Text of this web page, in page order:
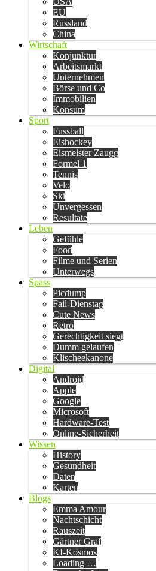
EU
Russland
China
Wirtschaft
Konjunktur
Arbeitsmarkt
Unternehmen
Börse und Co
Immobilien
Konsum
Sport
Fussball
Eishockey
Eismeister Zaugg
Formel 1
Tennis
Velo
Ski
Unvergessen
Resultate
Leben
Gefühle
Food
Filme und Serien
Unterwegs
Spass
Picdump
Fail-Dienstag
Cute News
Retro
Gerechtigkeit siegt
Dumm gelaufen
Klischeekanone
Digital
Android
Apple
Google
Microsoft
Hardware-Test
Online-Sicherheit
Wissen
History
Gesundheit
Daten
Karten
Blogs
Emma Amour
Nachtschicht
Rauszeit
Gärtner Graf
KI-Kosmos
Loading …